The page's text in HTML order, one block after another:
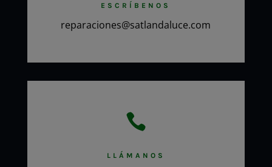
ESCRÍBENOS
reparaciones@satlandaluce.com

LLÁMANOS